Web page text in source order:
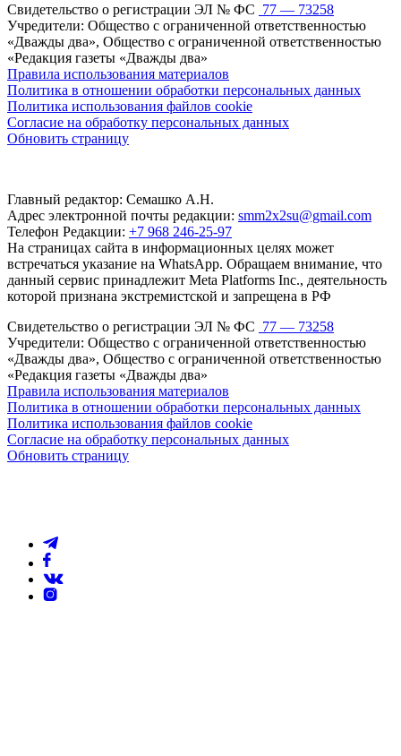
Свидетельство о регистрации ЭЛ № ФС 77 — 73258
Учредители: Общество с ограниченной ответственностью
«Дважды два», Общество с ограниченной ответственностью
«Редакция газеты «Дважды два»
Правила использования материалов
Политика в отношении обработки персональных данных
Политика использования файлов cookie
Согласие на обработку персональных данных
Обновить страницу
Главный редактор: Семашко А.Н.
Адрес электронной почты редакции: smm2x2su@gmail.com
Телефон Редакции: +7 968 246-25-97
На страницах сайта в информационных целях может
встречаться указание на WhatsApp. Обращаем внимание, что
данный сервис принадлежит Meta Platforms Inc., деятельность
которой признана экстремистской и запрещена в РФ
Свидетельство о регистрации ЭЛ № ФС 77 — 73258
Учредители: Общество с ограниченной ответственностью
«Дважды два», Общество с ограниченной ответственностью
«Редакция газеты «Дважды два»
Правила использования материалов
Политика в отношении обработки персональных данных
Политика использования файлов cookie
Согласие на обработку персональных данных
Обновить страницу